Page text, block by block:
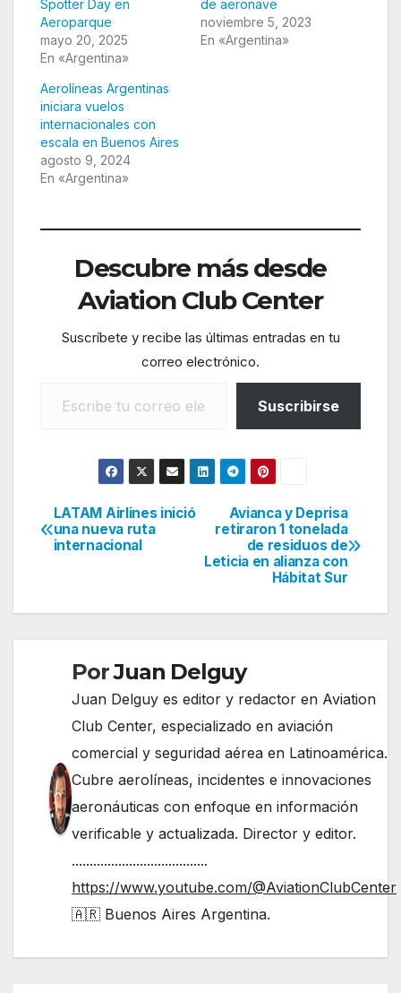
Spotter Day en
Aeroparque
mayo 20, 2025
En «Argentina»
de aeronave
noviembre 5, 2023
En «Argentina»
Aerolíneas Argentinas
iniciara vuelos
internacionales con
escala en Buenos Aires
agosto 9, 2024
En «Argentina»
Descubre más desde
Aviation Club Center
Suscríbete y recibe las últimas entradas en tu
correo electrónico.
Suscribirse
Navegación
de
Avianca y Deprisa
retiraron 1 tonelada
de residuos de
Leticia en alianza con
Hábitat Sur
LATAM Airlines inició
una nueva ruta
internacional
PorJuan Delguy
Juan Delguy es editor y redactor en Aviation
Club Center, especializado en aviación
comercial y seguridad aérea en Latinoamérica.
Cubre aerolíneas, incidentes e innovaciones
aeronáuticas con enfoque en información
verificable y actualizada. Director y editor.
......................................
https://www.youtube.com/@AviationClubCenter
🇦🇷 Buenos Aires Argentina.